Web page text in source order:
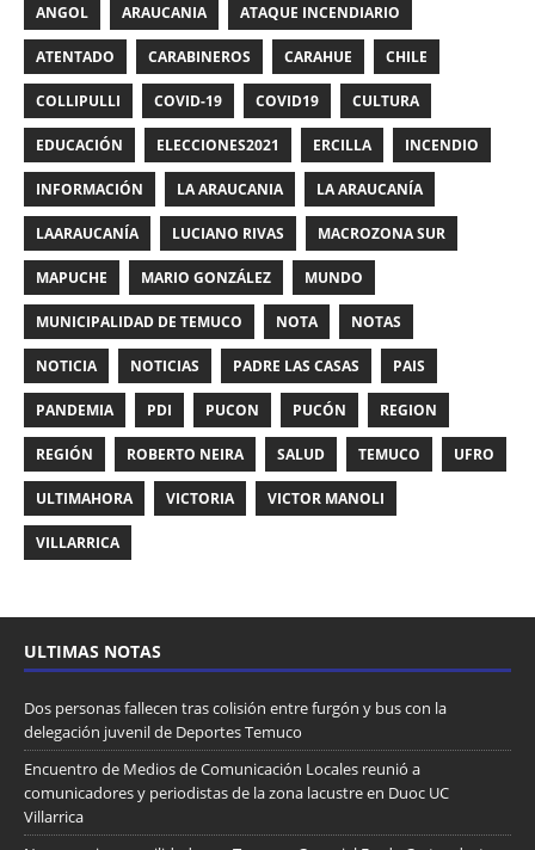
ANGOL ARAUCANIA ATAQUE INCENDIARIO
ATENTADO CARABINEROS CARAHUE CHILE
COLLIPULLI COVID-19 COVID19 CULTURA
EDUCACIÓN ELECCIONES2021 ERCILLA INCENDIO
INFORMACIÓN LA ARAUCANIA LA ARAUCANÍA
LAARAUCANÍA LUCIANO RIVAS MACROZONA SUR
MAPUCHE MARIO GONZÁLEZ MUNDO
MUNICIPALIDAD DE TEMUCO NOTA NOTAS
NOTICIA NOTICIAS PADRE LAS CASAS PAIS
PANDEMIA PDI PUCON PUCÓN REGION
REGIÓN ROBERTO NEIRA SALUD TEMUCO UFRO
ULTIMAHORA VICTORIA VICTOR MANOLI
VILLARRICA
ULTIMAS NOTAS
Dos personas fallecen tras colisión entre furgón y bus con la
delegación juvenil de Deportes Temuco
Encuentro de Medios de Comunicación Locales reunió a
comunicadores y periodistas de la zona lacustre en Duoc UC
Villarrica